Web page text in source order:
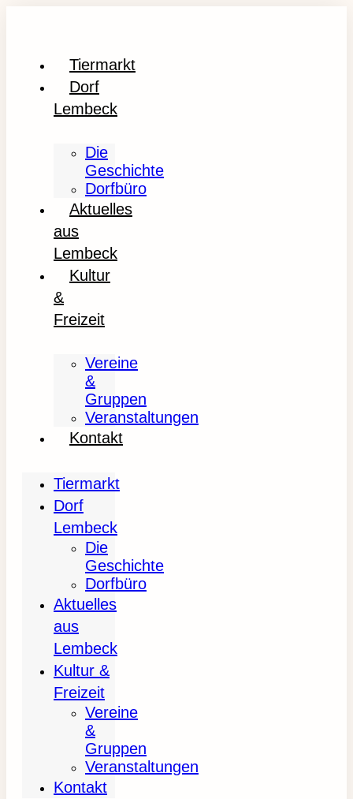
Tiermarkt
Dorf
Lembeck
Die
Geschichte
Dorfbüro
Aktuelles
aus
Lembeck
Kultur
&
Freizeit
Vereine
&
Gruppen
Veranstaltungen
Kontakt
Tiermarkt
Dorf
Lembeck
Die
Geschichte
Dorfbüro
Aktuelles
aus
Lembeck
Kultur &
Freizeit
Vereine
&
Gruppen
Veranstaltungen
Kontakt